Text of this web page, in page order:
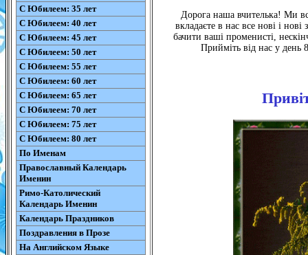
С Юбилеем: 35 лет
С Юбилеем: 40 лет
С Юбилеем: 45 лет
С Юбилеем: 50 лет
С Юбилеем: 55 лет
С Юбилеем: 60 лет
С Юбилеем: 65 лет
С Юбилеем: 70 лет
С Юбилеем: 75 лет
С Юбилеем: 80 лет
По Именам
Православный Календарь
Именин
Римо-Католический
Календарь Именин
Календарь Праздников
Поздравления в Прозе
На Английском Языке
Дорога наша вчителька! Ми
вкладаєте в нас все нові і
бачити ваші променисті,
Прийміть від нас у